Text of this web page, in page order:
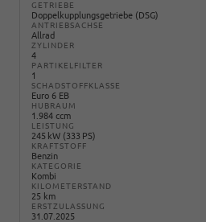
GETRIEBE
Doppelkupplungsgetriebe (DSG)
ANTRIEBSACHSE
Allrad
ZYLINDER
4
PARTIKELFILTER
1
SCHADSTOFFKLASSE
Euro 6 EB
HUBRAUM
1.984 ccm
LEISTUNG
245 kW (333 PS)
KRAFTSTOFF
Benzin
KATEGORIE
Kombi
KILOMETERSTAND
25 km
ERSTZULASSUNG
31.07.2025